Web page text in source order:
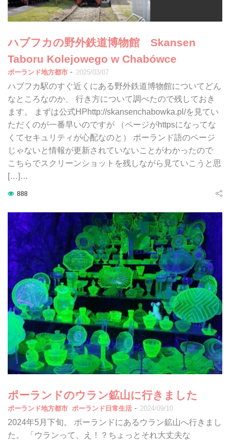
ハブフカの野外鉄道博物館 Skansen
Taboru Kolejowego w Chabówce
ポーランド地方都市 - 2025/03/07
ハブフカ駅のすぐ近くにある野外鉄道博物館についてどん
なところなのか、 行き方について調べたので残しておき
ます。 まずは公式HPhttp://skansenchabowka.pl/を見てい
ただくのが一番早いのですが （ページがhttpsになってな
くてセキュリティが心配なのと） ポーランド語のページ
じゃないと情報が更新されていないことがわかったので
こちらでスクリーンショットを残しながら見ていこうと思
[…]…
888
ポーランドのウラン鉱山に行きました
ポーランド地方都市 ポーランド日常生活 - 2024/09/10
2024年5月下旬。 ポーランドにあるウラン鉱山へ行きまし
た。 「ウランって、え！？ちょっとそれ大丈夫な